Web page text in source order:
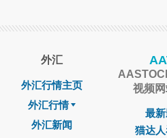
外汇
外汇行情主页
外汇行情
外汇新闻
视频
最
猫达